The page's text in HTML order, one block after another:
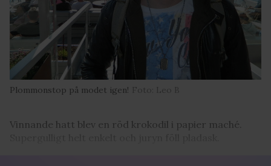
Plommonstop på modet igen! Foto: Leo B
Vinnande hatt blev en röd krokodil i papier maché.